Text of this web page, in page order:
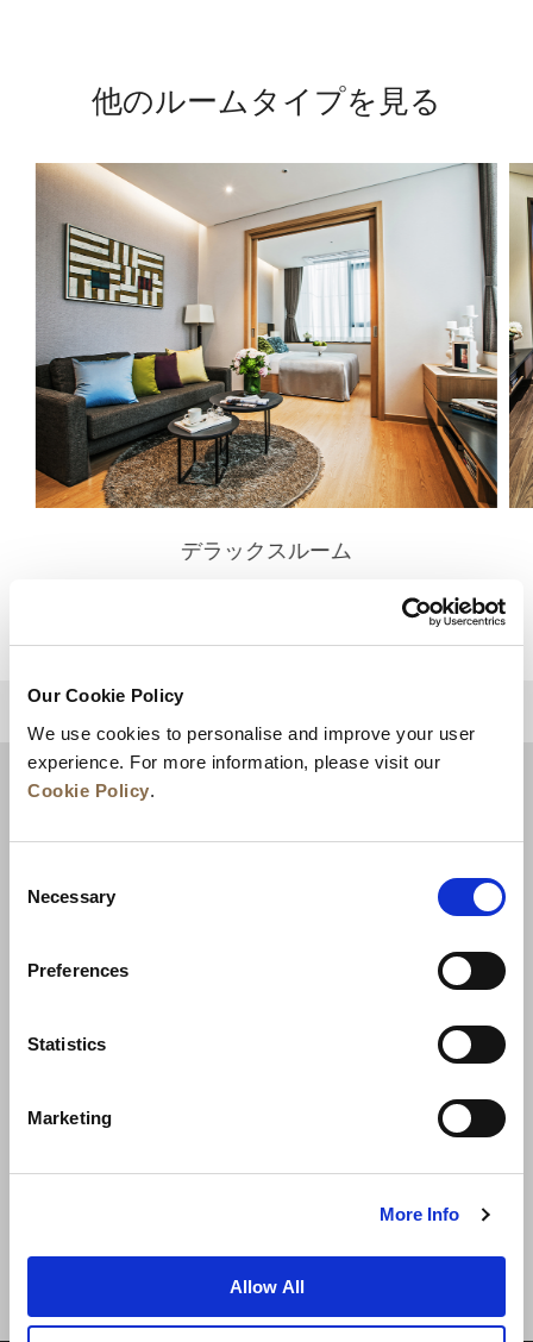
Our Cookie Policy
We use cookies to personalise and improve your user
experience. For more information, please visit our
Cookie Policy.
Selection
Necessary
Preferences
Statistics
Marketing
More Info
Allow All
他のルームタイプを見る
デラックスルーム